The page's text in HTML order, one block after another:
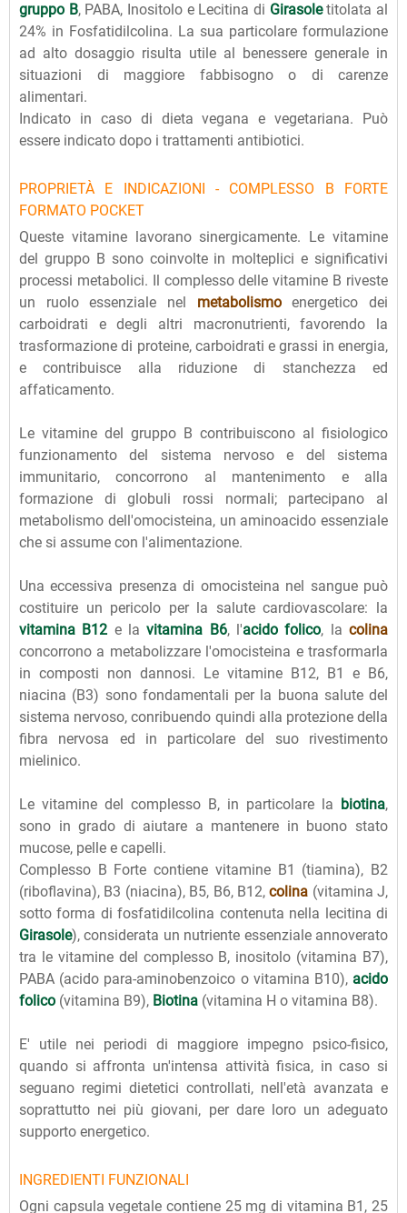
gruppo B, PABA, Inositolo e Lecitina di Girasoletitolata al
24% in Fosfatidilcolina. La sua particolare formulazione
ad alto dosaggio risulta utile al benessere generale in
situazioni di maggiore fabbisogno o di carenze
alimentari.
Indicato in caso di dieta vegana e vegetariana. Può
essere indicato dopo i trattamenti antibiotici.
PROPRIETÀ E INDICAZIONI - COMPLESSO B FORTE
FORMATO POCKET
Queste vitamine lavorano sinergicamente. Le vitamine
del gruppo B sono coinvolte in molteplici e significativi
processi metabolici. Il complesso delle vitamine B riveste
un ruolo essenziale nel metabolismoenergetico dei
carboidrati e degli altri macronutrienti, favorendo la
trasformazione di proteine, carboidrati e grassi in energia,
e contribuisce alla riduzione di stanchezza ed
affaticamento.
Le vitamine del gruppo B contribuiscono al fisiologico
funzionamento del sistema nervoso e del sistema
immunitario, concorrono al mantenimento e alla
formazione di globuli rossi normali; partecipano al
metabolismo dell'omocisteina, un aminoacido essenziale
che si assume con l'alimentazione.
Una eccessiva presenza di omocisteina nel sangue può
costituire un pericolo per la salute cardiovascolare: la
vitamina B12 e lavitamina B6, l'acido folico, lacolina
concorrono a metabolizzare l'omocisteina e trasformarla
in composti non dannosi. Le vitamine B12, B1 e B6,
niacina (B3) sono fondamentali per la buona salute del
sistema nervoso, conribuendo quindi alla protezione della
fibra nervosa ed in particolare del suo rivestimento
mielinico.
Le vitamine del complesso B, in particolare la biotina,
sono in grado di aiutare a mantenere in buono stato
mucose, pelle e capelli.
Complesso B Forte contiene vitamine B1 (tiamina), B2
(riboflavina), B3 (niacina), B5, B6, B12,colina (vitamina J,
sotto forma di fosfatidilcolina contenuta nella lecitina di
Girasole), considerata un nutriente essenziale annoverato
tra le vitamine del complesso B, inositolo (vitamina B7),
PABA (acido para-aminobenzoico o vitamina B10), acido
folico (vitamina B9), Biotina (vitamina H o vitamina B8).
E' utile nei periodi di maggiore impegno psico-fisico,
quando si affronta un'intensa attività fisica, in caso si
seguano regimi dietetici controllati, nell'età avanzata e
soprattutto nei più giovani, per dare loro un adeguato
supporto energetico.
INGREDIENTI FUNZIONALI
Ogni capsula vegetale contiene 25 mg di vitamina B1, 25